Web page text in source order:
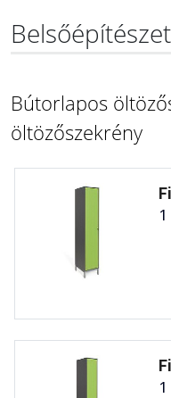
Bútorlapos
öltözőszekrény